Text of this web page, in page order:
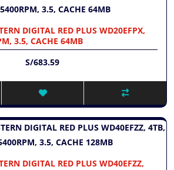
DIGITAL RED PLUS WD20EFPX,
3.5, CACHE 64MB
S/683.59
DIGITAL RED PLUS WD40EFZZ,